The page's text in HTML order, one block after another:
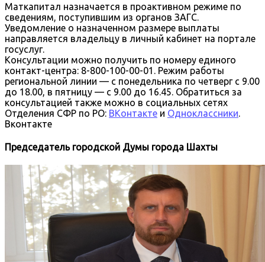
Маткапитал назначается в проактивном режиме по
сведениям, поступившим из органов ЗАГС.
Уведомление о назначенном размере выплаты
направляется владельцу в личный кабинет на портале
госуслуг.
Консультации можно получить по номеру единого
контакт-центра: 8-800-100-00-01. Режим работы
региональной линии — с понедельника по четверг с 9.00
до 18.00, в пятницу — с 9.00 до 16.45. Обратиться за
консультацией также можно в социальных сетях
Отделения СФР по РО: ВКонтакте и Одноклассники.
Вконтакте
Председатель городской Думы города Шахты